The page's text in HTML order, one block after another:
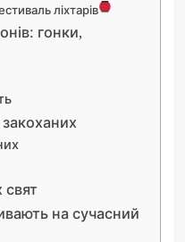
ліхтарів
гонки,
свят
на сучасний